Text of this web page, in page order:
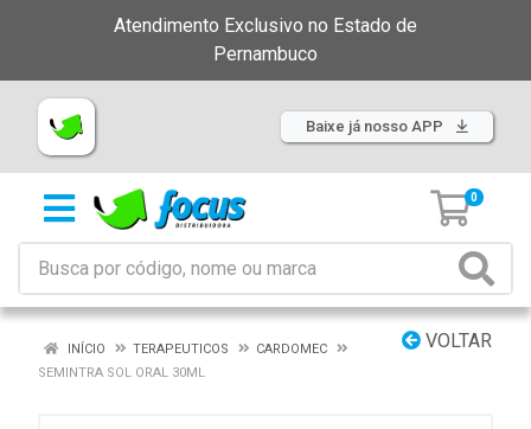
Atendimento Exclusivo no Estado de
Pernambuco
Baixe já nosso APP
0
VOLTAR
INÍCIO TERAPEUTICOS
CARDOMEC
SEMINTRA SOL ORAL 30ML